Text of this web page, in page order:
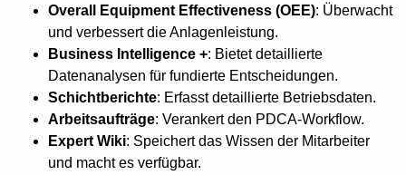
Overall Equipment Effectiveness (OEE): Überwacht
und verbessert die Anlagenleistung.
Business Intelligence +: Bietet detaillierte
Datenanalysen für fundierte Entscheidungen.
Schichtberichte: Erfasst detaillierte Betriebsdaten.
Arbeitsaufträge: Verankert den PDCA-Workflow.
Expert Wiki: Speichert das Wissen der Mitarbeiter
und macht es verfügbar.